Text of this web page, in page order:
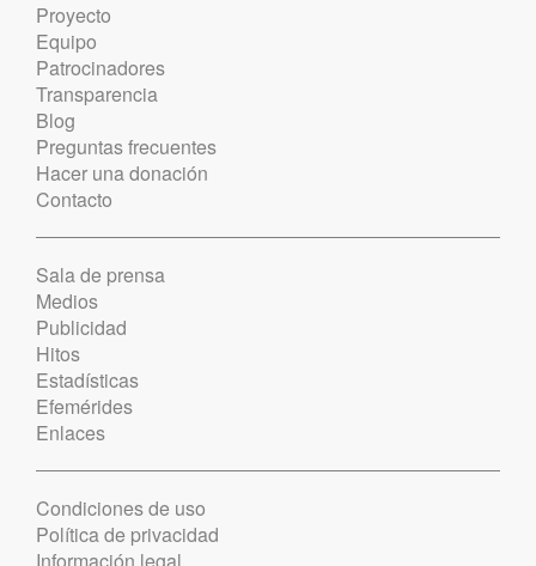
Proyecto
Equipo
Patrocinadores
Transparencia
Blog
Preguntas frecuentes
Hacer una donación
Contacto
Sala de prensa
Medios
Publicidad
Hitos
Estadísticas
Efemérides
Enlaces
Condiciones de uso
Política de privacidad